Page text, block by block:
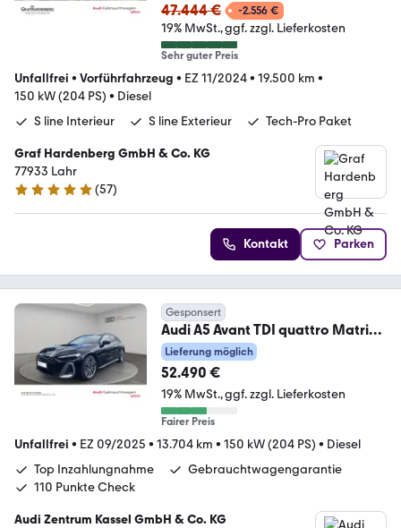
47.444 €
-2.556 €
19% MwSt. ggf. zzgl. Lieferkosten
Sehr guter Preis
Unfallfrei • Vorführfahrzeug • EZ 11/2024• 19.500 km •
150 kW (204 PS) • Diesel
S line Interieur
S line Exterieur Tech-Pro Paket
Graf Hardenberg GmbH & Co. KG
77933 Lahr
5 Sterne
(57)
Kontakt Parken
Gesponsert
Audi A5 Avant TDI quattro Matrix
B&O HuD Carplay 360°
Lieferung möglich
52.490 €
19% MwSt. ggf. zzgl. Lieferkosten
Fairer Preis
Unfallfrei • EZ 09/2025 • 13.704 km • 150 kW (204 PS) • Diesel
Top Inzahlungnahme
Gebrauchtwagengarantie
110 Punkte Check
Audi Zentrum Kassel GmbH & Co. KG